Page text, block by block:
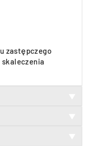
zastępczego
skaleczenia